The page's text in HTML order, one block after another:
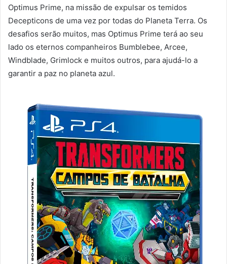
Optimus Prime, na missão de expulsar os temidos
Decepticons de uma vez por todas do Planeta Terra. Os
desafios serão muitos, mas Optimus Prime terá ao seu
lado os eternos companheiros Bumblebee, Arcee,
Windblade, Grimlock e muitos outros, para ajudá-lo a
garantir a paz no planeta azul.